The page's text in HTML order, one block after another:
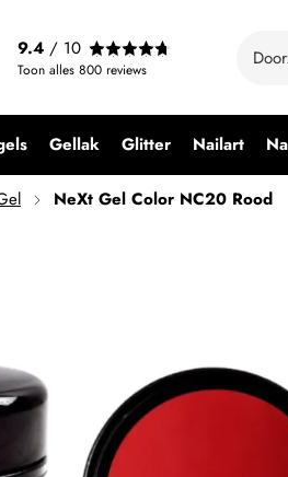
9.4 / 10
Toon alles 800 reviews
Gellak Glitter Nailart
NeXt Gel Color NC20 Rood